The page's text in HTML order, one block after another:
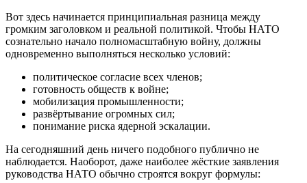
Вот здесь начинается принципиальная разница между
громким заголовком и реальной политикой. Чтобы НАТО
сознательно начало полномасштабную войну, должны
одновременно выполняться несколько условий:
политическое согласие всех членов;
готовность обществ к войне;
мобилизация промышленности;
развёртывание огромных сил;
понимание риска ядерной эскалации.
На сегодняшний день ничего подобного публично не
наблюдается. Наоборот, даже наиболее жёсткие заявления
руководства НАТО обычно строятся вокруг формулы: